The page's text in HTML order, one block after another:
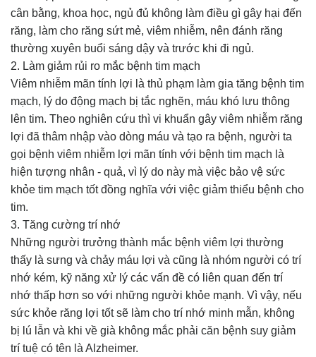
cân bằng, khoa học, ngủ đủ không làm điều gì gây hại đến
răng, làm cho răng sứt mẻ, viêm nhiễm, nên đánh răng
thường xuyên buổi sáng dậy và trước khi đi ngủ.
2. Làm giảm rủi ro mắc bệnh tim mạch
Viêm nhiễm mãn tính lợi là thủ phạm làm gia tăng bệnh tim
mạch, lý do động mạch bị tắc nghẽn, máu khó lưu thông
lên tim. Theo nghiên cứu thì vi khuẩn gây viêm nhiễm răng
lợi đã thâm nhập vào dòng máu và tạo ra bệnh, người ta
gọi bệnh viêm nhiễm lợi mãn tính với bệnh tim mạch là
hiện tượng nhân - quả, vì lý do này mà việc bảo vệ sức
khỏe tim mạch tốt đồng nghĩa với việc giảm thiểu bệnh cho
tim.
3. Tăng cường trí nhớ
Những người trưởng thành mắc bệnh viêm lợi thường
thấy là sưng và chảy máu lợi và cũng là nhóm người có trí
nhớ kém, kỹ năng xử lý các vấn đề có liên quan đến trí
nhớ thấp hơn so với những người khỏe mạnh. Vì vậy, nếu
sức khỏe răng lợi tốt sẽ làm cho trí nhớ minh mẫn, không
bị lú lẫn và khi về già không mắc phải căn bệnh suy giảm
trí tuệ có tên là Alzheimer.